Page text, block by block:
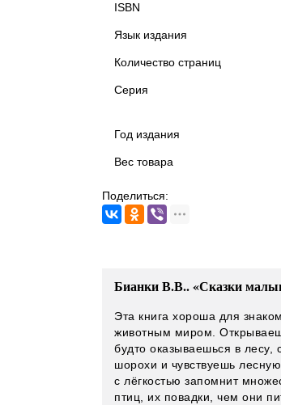
ISBN
Язык издания
Количество страниц
Серия
Год издания
Вес товара
Поделиться:
Бианки В.В.. «Сказки
Эта книга хороша для
животным миром.
будто оказываешься в лесу,
шорохи и чувствуешь
с лёгкостью запомнит
птиц, их повадки, чем они